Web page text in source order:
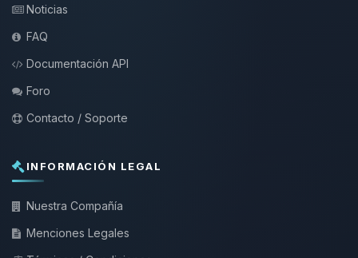
Noticias
FAQ
Documentación API
Foro
Contacto / Soporte
INFORMACIÓN LEGAL
Nuestra Compañía
Menciones Legales